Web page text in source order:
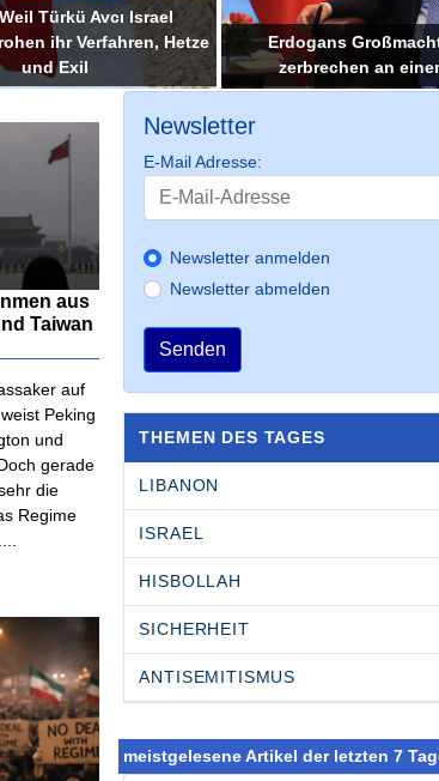
Türkü Avcı Israel
ihr Verfahren, Hetze
und Exil
Erdogans
zerbrechen an
aus
Taiwan
auf
Peking
und
gerade
die
Regime
Newsletter
E-Mail Adresse:
Newsletter anmelden
Newsletter abmelden
Senden
THEMEN DES TAGES
LIBANON
ISRAEL
HISBOLLAH
SICHERHEIT
ANTISEMITISMUS
meistgelesene Artikel der letzten 7